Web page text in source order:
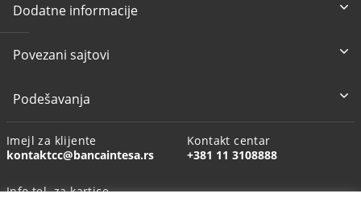
Dodatne informacije
Povezani sajtovi
Podešavanja
Imejl za klijente
kontaktcc@bancaintesa.rs
Kontakt centar
+381 11 3108888
Info tel. za kartice